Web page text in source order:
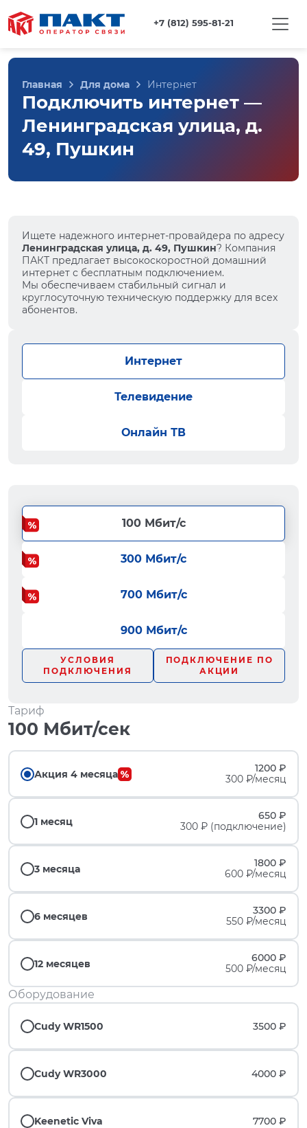
+7 (812) 595-81-21
Главная Для дома Интернет
Подключить интернет —
Ленинградская улица, д.
49, Пушкин
Ищете надежного интернет-провайдера по адресу
Ленинградская улица, д. 49, Пушкин? Компания
ПАКТ предлагает высокоскоростной домашний
интернет с бесплатным подключением.
Мы обеспечиваем стабильный сигнал и
круглосуточную техническую поддержку для всех
абонентов.
Интернет
Телевидение
Онлайн ТВ
100 Мбит/с
300 Мбит/с
700 Мбит/с
900 Мбит/с
УСЛОВИЯ
ПОДКЛЮЧЕНИЯ
ПОДКЛЮЧЕНИЕ ПО
АКЦИИ
Тариф
100 Мбит/сек
Акция 4 месяца
1200 ₽
300 ₽/месяц
1 месяц
650 ₽
300 ₽ (подключение)
3 месяца
1800 ₽
600 ₽/месяц
6 месяцев
3300 ₽
550 ₽/месяц
12 месяцев
6000 ₽
500 ₽/месяц
Оборудование
Cudy WR1500 3500 ₽
Cudy WR3000 4000 ₽
Keenetic Viva 7700 ₽